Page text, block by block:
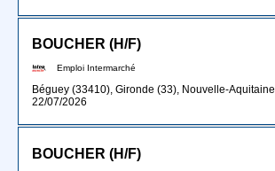
BOUCHER (H/F)
Emploi Intermarché
Béguey (33410), Gironde (33), Nouvelle-Aquitaine
22/07/2026
BOUCHER (H/F)